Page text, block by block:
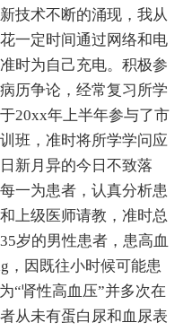
技术不断的涌现，我从
一定时间通过网络和电
时为自己充电。积极参
历争论，经常复习所学
20xx年上半年参与了市
班，准时将所学学问应
新月异的今日不致落
一为患者，认真分析患
上级医师请教，准时总
岁的男性患者，患高血
，因既往小时候可能患
“肾性高血压”并多次在
从未有蛋白尿和血尿表